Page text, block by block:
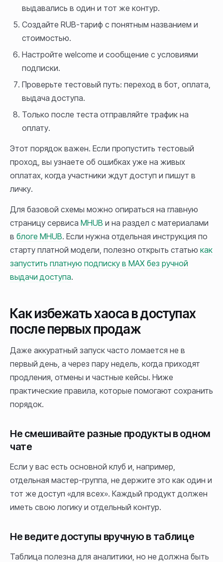
выдавались в один и тот же контур.
Создайте RUB-тариф с понятным названием и
стоимостью.
Настройте welcome и сообщение с условиями
подписки.
Проверьте тестовый путь: переход в бот, оплата,
выдача доступа.
Только после теста отправляйте трафик на
оплату.
Этот порядок важен. Если пропустить тестовый
проход, вы узнаете об ошибках уже на живых
оплатах, когда участники ждут доступ и пишут в
личку.
Для базовой схемы можно опираться на главную
страницу сервиса MHUB и на раздел с материалами
в блоге MHUB. Если нужна отдельная инструкция по
старту платной модели, полезно открыть статью как
запустить платную подписку в MAX без ручной
выдачи доступа.
Как избежать хаоса в доступах
после первых продаж
Даже аккуратный запуск часто ломается не в
первый день, а через пару недель, когда приходят
продления, отмены и частные кейсы. Ниже
практические правила, которые помогают сохранить
порядок.
Не смешивайте разные продукты в одном
чате
Если у вас есть основной клуб и, например,
отдельная мастер-группа, не держите это как один и
тот же доступ «для всех». Каждый продукт должен
иметь свою логику и отдельный контур.
Не ведите доступы вручную в таблице
Таблица полезна для аналитики, но не должна быть